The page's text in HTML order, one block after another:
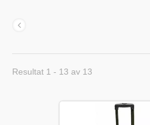
Resultat 1 - 13 av 13